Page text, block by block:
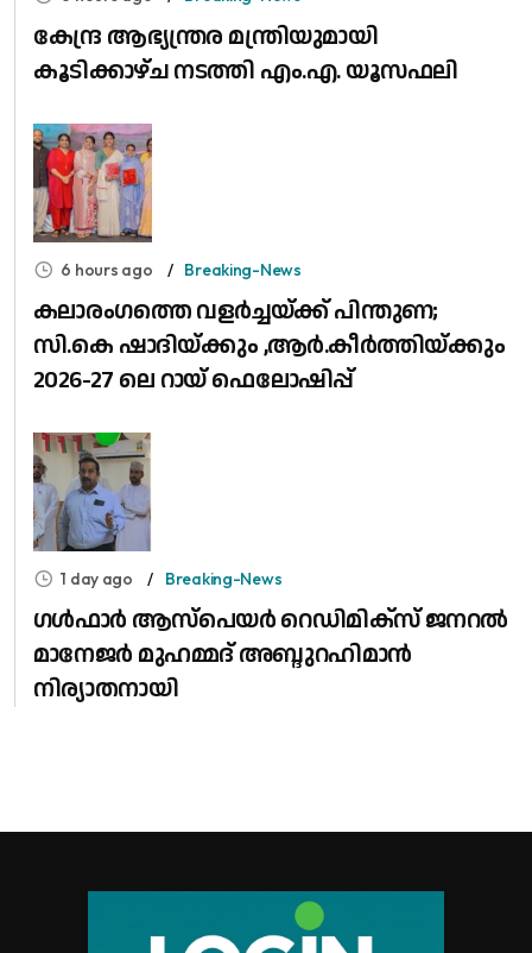
കേന്ദ്ര ആഭ്യന്ത്രര മന്ത്രിയുമായി
കൂടിക്കാഴ്ച നടത്തി എം.എ. യൂസഫലി
6 hours ago Breaking-News
കലാരംഗത്തെ വളർച്ചയ്ക്ക് പിന്തുണ;
സി.കെ ഷാദിയ്ക്കും ,ആർ.കീർത്തിയ്ക്കും
2026-27 ലെ റായ് ഫെലോഷിപ്പ്
1 day ago Breaking-News
​ഗൾഫാർ ആസ്പെയർ റെഡിമിക്സ് ജനറൽ
മാനേജർ മുഹമ്മദ് അബ്ദുറഹിമാൻ
നിര്യാതനായി